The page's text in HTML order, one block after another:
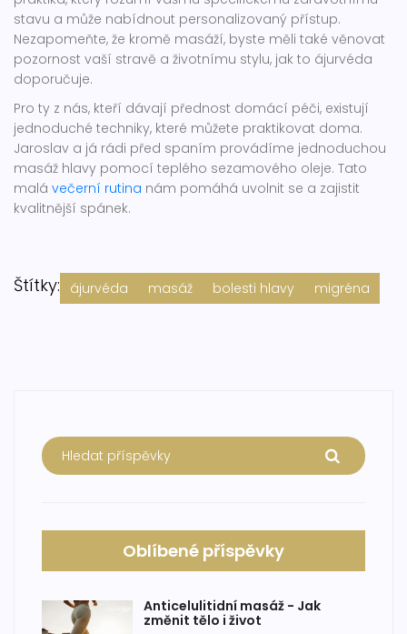
stavu a může nabídnout personalizovaný přístup.
Nezapomeňte, že kromě masáží, byste měli také věnovat
pozornost vaší stravě a životnímu stylu, jak to ájurvéda
doporučuje.
Pro ty z nás, kteří dávají přednost domácí péči, existují
jednoduché techniky, které můžete praktikovat doma.
Jaroslav a já rádi před spaním provádíme jednoduchou
masáž hlavy pomocí teplého sezamového oleje. Tato
malá večerní rutina nám pomáhá uvolnit se a zajistit
kvalitnější spánek.
Štítky: ájurvéda masáž bolesti hlavy migréna
Oblíbené příspěvky
Anticelulitidní masáž - Jak
změnit tělo i život